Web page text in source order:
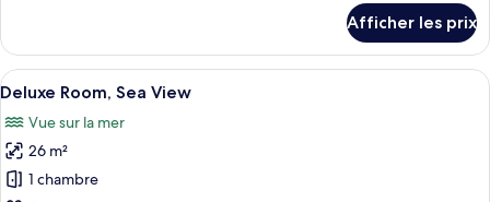
sur
la
ville
Chambre
Deluxe,
vue
la
ville
Afficher les prix
Afficher
toutes
les
photos
pour
Une chambre d’hôtel moderne
4
Deluxe Room, Sea View
Vue sur la mer
26 m²
1 chambre